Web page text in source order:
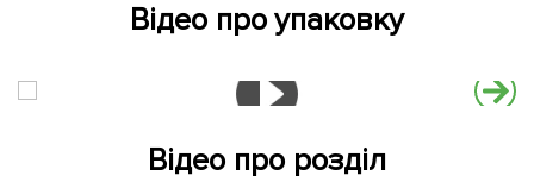
Відео про упаковку
Відео про розділ